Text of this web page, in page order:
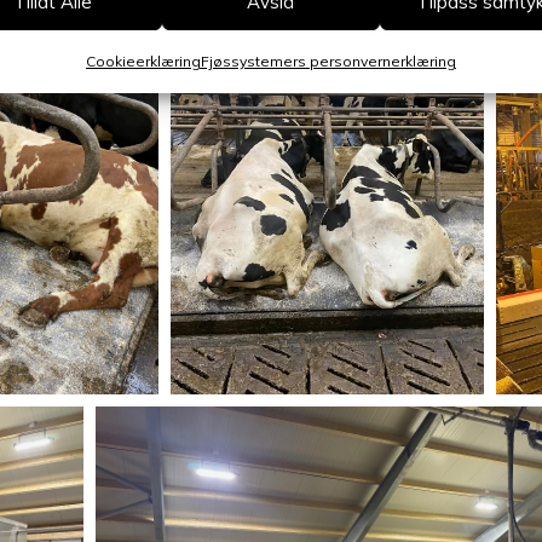
CookieerklæringFjøssystemers personvernerklæring